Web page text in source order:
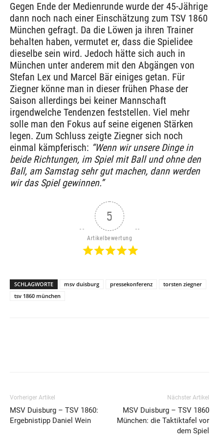
Gegen Ende der Medienrunde wurde der 45-Jährige
dann noch nach einer Einschätzung zum TSV 1860
München gefragt. Da die Löwen ja ihren Trainer
behalten haben, vermutet er, dass die Spielidee
dieselbe sein wird. Jedoch hätte sich auch in
München unter anderem mit den Abgängen von
Stefan Lex und Marcel Bär einiges getan. Für
Ziegner könne man in dieser frühen Phase der
Saison allerdings bei keiner Mannschaft
irgendwelche Tendenzen feststellen. Viel mehr
solle man den Fokus auf seine eigenen Stärken
legen. Zum Schluss zeigte Ziegner sich noch
einmal kämpferisch: “Wenn wir unsere Dinge in
beide Richtungen, im Spiel mit Ball und ohne den
Ball, am Samstag sehr gut machen, dann werden
wir das Spiel gewinnen.”
5
Artikelbewertung
SCHLAGWORTE msv duisburg pressekonferenz
torsten ziegner
tsv 1860 münchen
Vorheriger Artikel
MSV Duisburg – TSV 1860:
Ergebnistipp Daniel Wein
Nächster Artikel
MSV Duisburg – TSV 1860
München: die Taktiktafel vor
dem Spiel